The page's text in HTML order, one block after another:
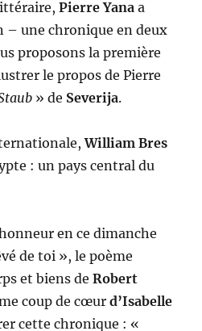
Pierre Yana a
– une chronique en deux
proposons la première
le propos de Pierre
» de Severija.
William Bres
: un pays central du
en ce dimanche
de toi », le poème
et biens deRobert
coup de cœurd’Isabelle
cette chronique : «